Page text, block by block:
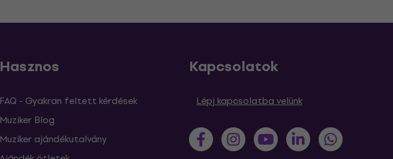
Hasznos
FAQ - Gyakran feltett kérdések
Muziker Blog
Muziker ajándékutalvány
Kapcsolatok
Lépj kapcsolatba velünk